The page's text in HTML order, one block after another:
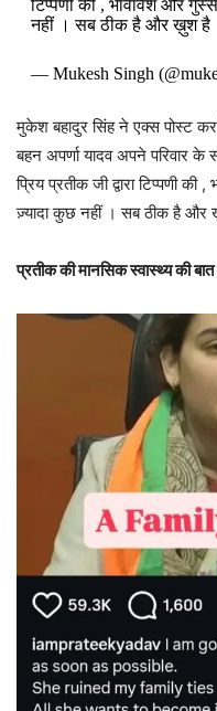
टिप्पणी की , भावावेश और
नहीं । सब ठीक है और ख़ुश है
— Mukesh Singh
मुकेश बहादुर सिंह ने एक्स पोस्ट
बहन अपर्णा यादवअपने परिवार के
प्रिय प्रतीक जी द्वारा टिप्पणी
ज़्यादा कुछ नहीं । सब ठीक है और
प्रतीक की मानसिक स्वास्थ्य की